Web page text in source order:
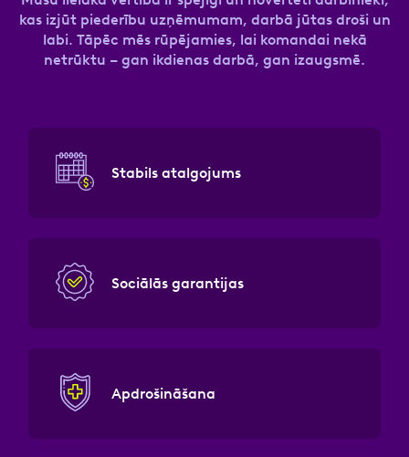
kas izjūt piederību uzņēmumam, darbā jūtas droši un
labi. Tāpēc mēs rūpējamies, lai komandai nekā
netrūktu – gan ikdienas darbā, gan izaugsmē.
Stabils atalgojums
Sociālās garantijas
Apdrošināšana